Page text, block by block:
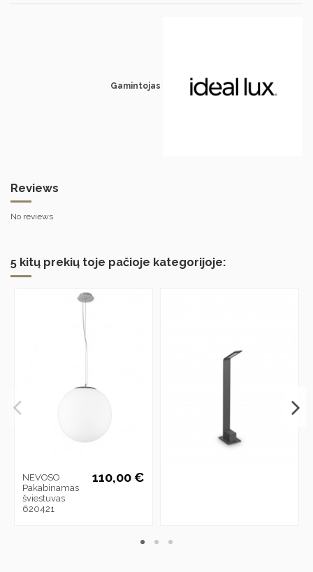
Gamintojas
Reviews
No reviews
5 kitų prekių toje pačioje kategorijoje:
NEVOSO
Pakabinamas
šviestuvas
620421
110,00 €